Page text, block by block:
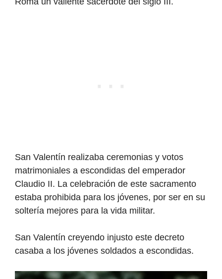
San Valentín realizaba ceremonias y votos
matrimoniales a escondidas del emperador
Claudio II. La celebración de este sacramento
estaba prohibida para los jóvenes, por ser en su
soltería mejores para la vida militar.
San Valentín creyendo injusto este decreto
casaba a los jóvenes soldados a escondidas.